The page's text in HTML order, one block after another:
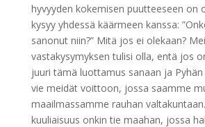
hyvyyden kokemisen puutteeseen on
kysyy yhdessä käärmeen kanssa:
sanonut niin?” Mitä jos ei olekaan?
vastakysymyksen tulisi olla, entä jos
juuri tämä luottamus sanaan ja
vie meidät voittoon, jossa saamme
maailmassamme rauhan
kuuliaisuus onkin tie maahan, jossa